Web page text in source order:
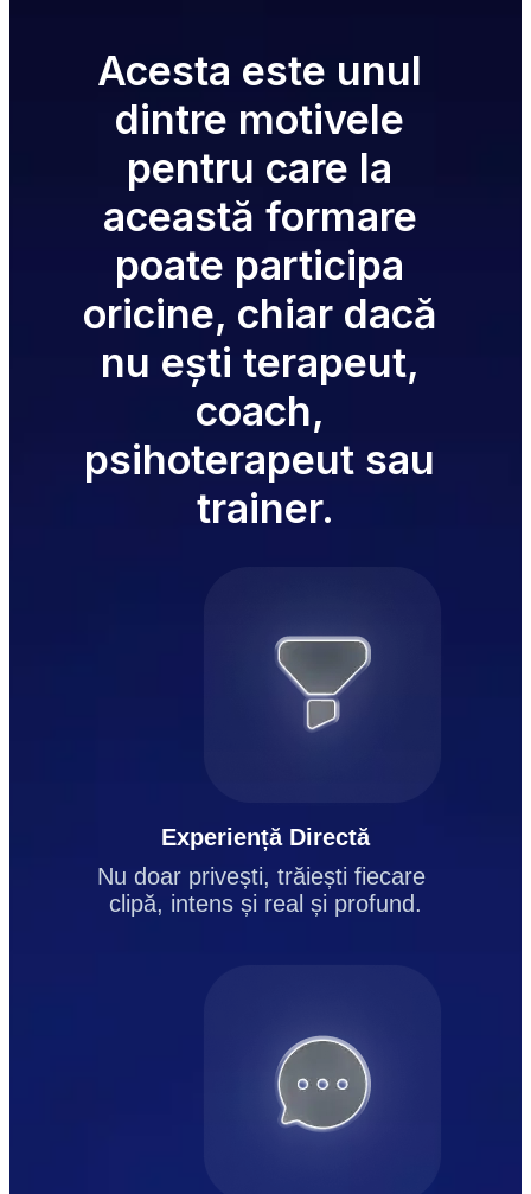
Experiență Directă
Nu doar privești, trăiești fiecare
clipă, intens și real și profund.
Acesta este unul
dintre motivele
pentru care la
această formare
poate participa
oricine, chiar dacă
nu ești terapeut,
coach,
psihoterapeut sau
trainer.